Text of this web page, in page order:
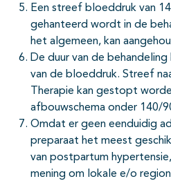
Een streef bloeddruk van
gehanteerd wordt in de
het algemeen, kan
De duur van de
van de bloeddruk. Streef
Therapie kan gestopt
afbouwschema onder 140/
Omdat er geen eenduidig
preparaat het meest
van postpartum
mening om lokale e/o